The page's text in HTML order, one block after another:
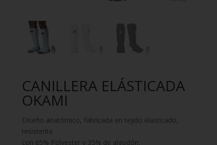
CANILLERA ELÁSTICADA
OKAMI
Diseño anatómico, fabricada en tejido elasticado,
resistente.
con 65% Polyester y 35% de algodón.